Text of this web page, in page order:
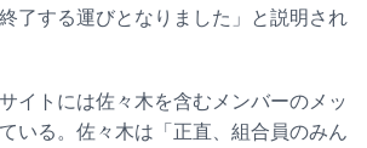
了する運びとなりました」と説明され
イトには佐々木を含むメンバーのメッ
いる。佐々木は「正直、組合員のみん